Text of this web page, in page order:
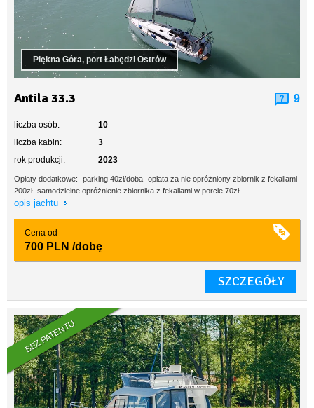
Piękna Góra, port Łabędzi Ostrów
Antila 33.3 9
liczba osób:
10
liczba kabin:
3
rok produkcji:
2023
Opłaty dodatkowe:- parking 40zł/doba- opłata za nie opróżniony zbiornik z fekaliami
200zł- samodzielne opróżnienie zbiornika z fekaliami w porcie 70zł
opis jachtu
Cena od
700 PLN /dobę
SZCZEGÓŁY
BEZ PATENTU